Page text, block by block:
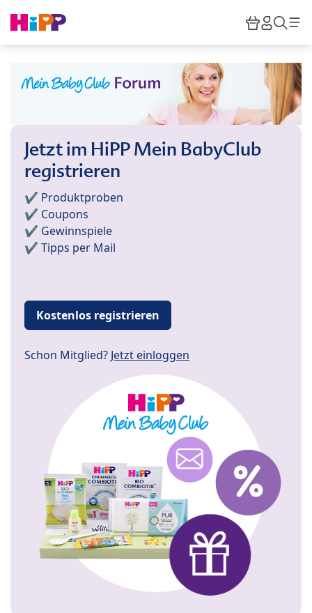
HiPP
Jetzt im HiPP Mein BabyClub
registrieren
✔️ Produktproben
✔️ Coupons
✔️ Gewinnspiele
✔️ Tipps per Mail
Kostenlos registrieren
Schon Mitglied? Jetzt einloggen